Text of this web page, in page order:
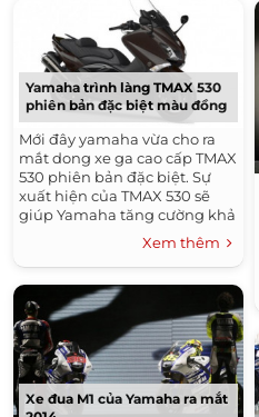
Yamaha trình làng TMAX 530
phiên bản đặc biệt màu đồng
Mới đây yamaha vừa cho ra
mắt dong xe ga cao cấp TMAX
530 phiên bản đặc biệt. Sự
xuất hiện của TMAX 530 sẽ
giúp Yamaha tăng cường khả
năng cạnh tranh trong phân
khúc xe tay ga cao cấp. So với
phiên bản thông...
Xem thêm
Xe đua M1 của Yamaha ra mắt